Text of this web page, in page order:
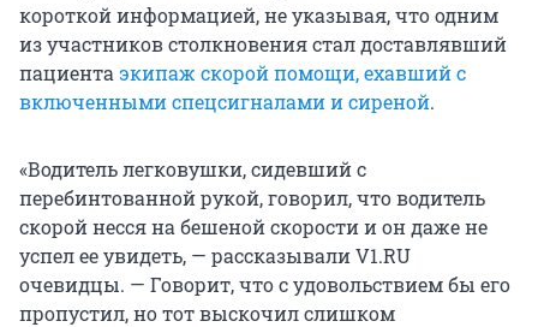
короткой информацией, не указывая, что одним
из участников столкновения стал доставлявший
пациента экипаж скорой помощи, ехавший с
включенными спецсигналами и сиреной.
«Водитель легковушки, сидевший с
перебинтованной рукой, говорил, что водитель
скорой несся на бешеной скорости и он даже не
успел ее увидеть, — рассказывали V1.RU
очевидцы. — Говорит, что с удовольствием бы его
пропустил, но тот выскочил слишком